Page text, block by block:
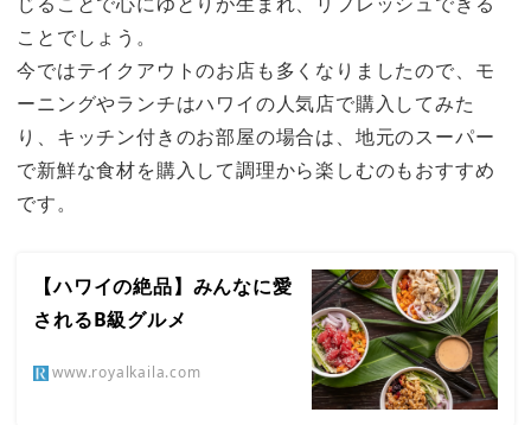
ことでしょう。
今ではテイクアウトのお店も多くなりましたので、モ
ーニングやランチはハワイの人気店で購入してみた
り、キッチン付きのお部屋の場合は、地元のスーパー
で新鮮な食材を購入して調理から楽しむのもおすすめ
です。
【ハワイの絶品】みんなに愛
されるB級グルメ
www.royalkaila.com